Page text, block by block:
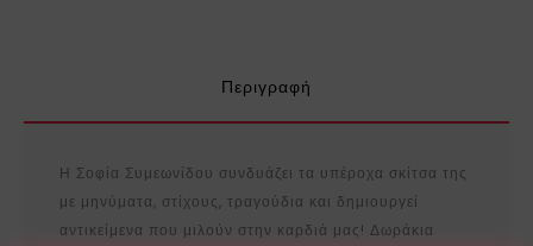
Περιγραφή
Η Σοφία Συμεωνίδου συνδυάζει τα υπέροχα σκίτσα της
με μηνύματα, στίχους, τραγούδια και δημιουργεί
αντικείμενα που μιλούν στην καρδιά μας! Δωράκια